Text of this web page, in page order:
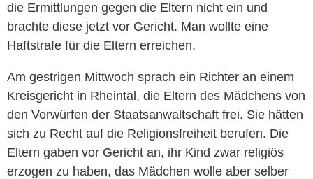
die Ermittlungen gegen die Eltern nicht ein und
brachte diese jetzt vor Gericht. Man wollte eine
Haftstrafe für die Eltern erreichen.
Am gestrigen Mittwoch sprach ein Richter an einem
Kreisgericht in Rheintal, die Eltern des Mädchens von
den Vorwürfen der Staatsanwaltschaft frei. Sie hätten
sich zu Recht auf die Religionsfreiheit berufen. Die
Eltern gaben vor Gericht an, ihr Kind zwar religiös
erzogen zu haben, das Mädchen wolle aber selber